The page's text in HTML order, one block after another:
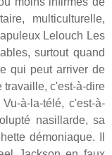
multiculturelle,
Lelouch Les
surtout quand
qui peut arriver de
travaille, c'est-à-dire
à-la-télé, c'est-à-
nasillarde, sa
démoniaque. Il